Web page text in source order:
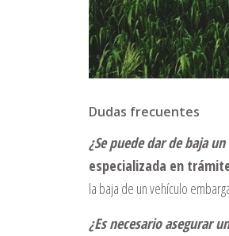
Dudas frecuentes
¿Se puede dar de baja
especializada en
la baja de un vehículo
¿Es necesario asegurar